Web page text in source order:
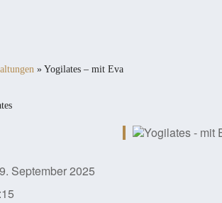
» Yogilates – mit Eva
September 2025